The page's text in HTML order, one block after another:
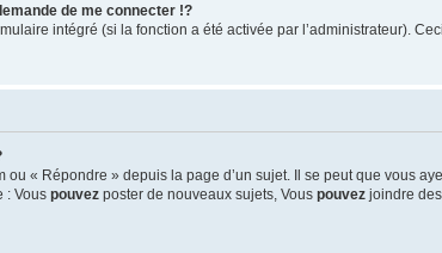
de me connecter !?
intégré (si la fonction a été activée par l’administrateur).
« Répondre » depuis la page d’un sujet. Il se peut que vous
: Vous pouvez poster de nouveaux sujets, Vous pouvez joindre